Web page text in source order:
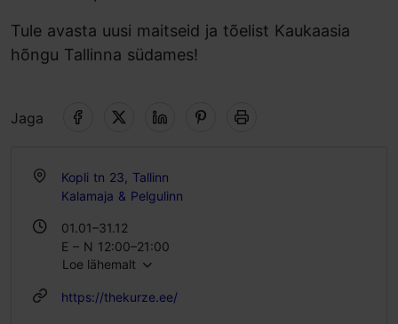
Tule avasta uusi maitseid ja tõelist Kaukaasia
hõngu Tallinna südames!
Jaga
Kopli tn 23, Tallinn
Kalamaja & Pelgulinn
01.01–31.12
E – N 12:00–21:00
R – L 12:00–23:00
Loe lähemalt
https://thekurze.ee/